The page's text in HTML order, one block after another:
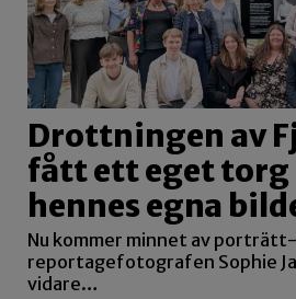
Drottningen av
fått ett eget torg
hennes egna
Nu kommer minnet av
reportagefotografen Sophie
vidare…